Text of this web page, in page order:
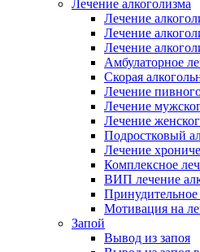
Лечение алкоголизма
Лечение
Лечение
Лечение
Амбулаторное
Скорая
Лечение
Лечение
Лечение
Подростковый
Лечение
Комплексное
ВИП лечение
Принудительное
Мотивация на
Запой
Вывод из запоя